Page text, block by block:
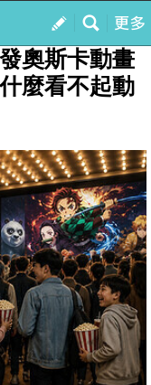
我的
奧斯卡動畫
麼看不起動